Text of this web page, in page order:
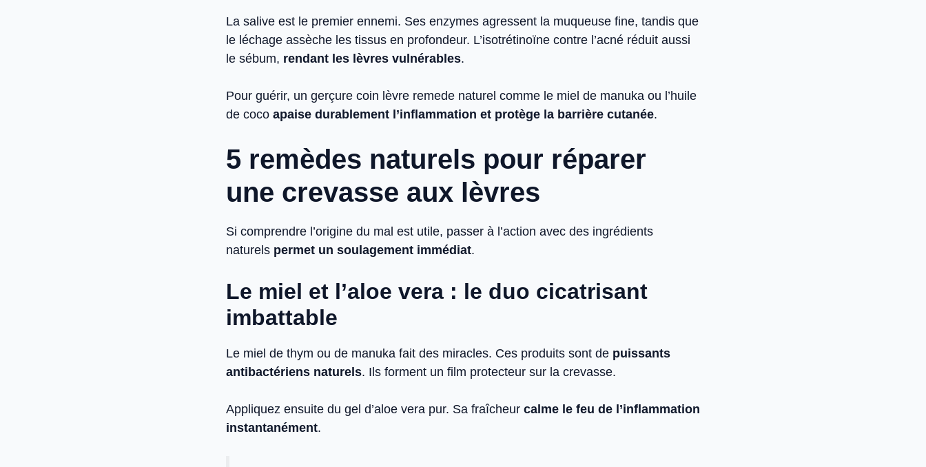
La salive est le premier ennemi. Ses enzymes agressent la muqueuse fine, tandis que
le léchage assèche les tissus en profondeur. L’isotrétinoïne contre l’acné réduit aussi
le sébum, rendant les lèvres vulnérables.
Pour guérir, un gerçure coin lèvre remede naturel comme le miel de manuka ou l’huile
de coco apaise durablement l’inflammation et protège la barrière cutanée.
5 remèdes naturels pour réparer
une crevasse aux lèvres
Si comprendre l’origine du mal est utile, passer à l’action avec des ingrédients
naturels permet un soulagement immédiat.
Le miel et l’aloe vera : le duo cicatrisant
imbattable
Le miel de thym ou de manuka fait des miracles. Ces produits sont de puissants
antibactériens naturels. Ils forment un film protecteur sur la crevasse.
Appliquez ensuite du gel d’aloe vera pur. Sa fraîcheur calme le feu de l’inflammation
instantanément.